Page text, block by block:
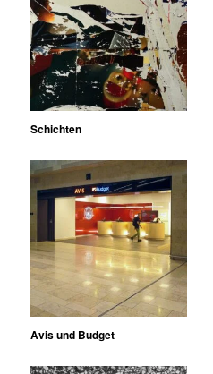
Schichten
Avis und Budget